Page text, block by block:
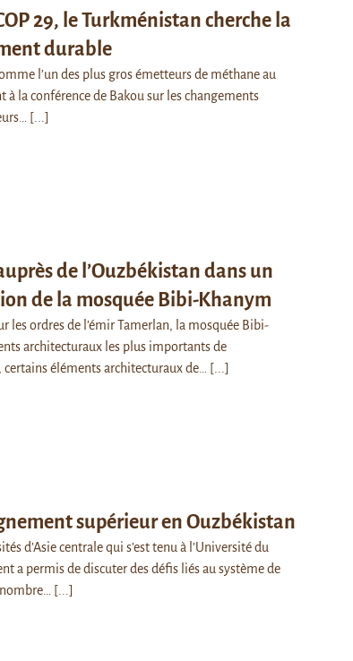
29, le Turkménistan cherche la
durable
l’un des plus gros émetteurs de méthane au
à la conférence de Bakou sur les changements
[...]
de l’Ouzbékistan dans un
de la mosquée Bibi-Khanym
les ordres de l’émir Tamerlan, la mosquée Bibi-
architecturaux les plus importants de
éléments architecturaux de…
[...]
supérieur en Ouzbékistan
d’Asie centrale qui s’est tenu à l’Université du
a permis de discuter des défis liés au système de
[...]